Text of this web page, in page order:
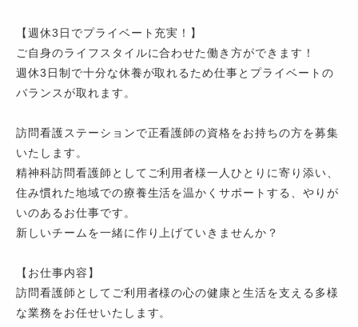
【週休3日でプライベート充実！】
ご自身のライフスタイルに合わせた働き方ができます！
週休3日制で十分な休養が取れるため仕事とプライベートの
バランスが取れます。
訪問看護ステーションで正看護師の資格をお持ちの方を募集
いたします。
精神科訪問看護師としてご利用者様一人ひとりに寄り添い、
住み慣れた地域での療養生活を温かくサポートする、やりが
いのあるお仕事です。
新しいチームを一緒に作り上げていきませんか？
【お仕事内容】
訪問看護師としてご利用者様の心の健康と生活を支える多様
な業務をお任せいたします。